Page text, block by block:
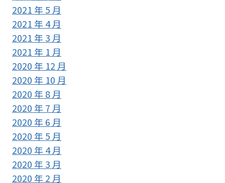
2021 年 5 月
2021 年 4 月
2021 年 3 月
2021 年 1 月
2020 年 12 月
2020 年 10 月
2020 年 8 月
2020 年 7 月
2020 年 6 月
2020 年 5 月
2020 年 4 月
2020 年 3 月
2020 年 2 月